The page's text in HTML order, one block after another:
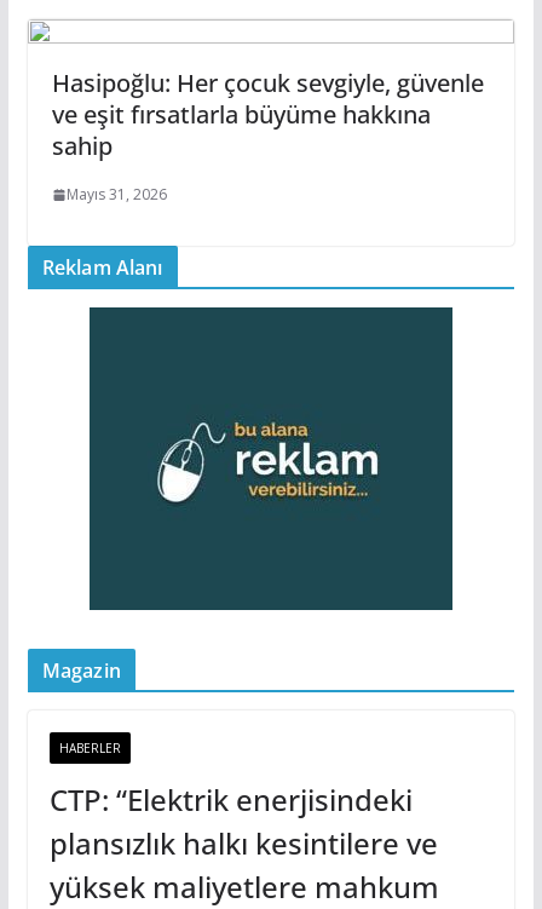
Hasipoğlu: Her çocuk sevgiyle, güvenle
ve eşit fırsatlarla büyüme hakkına
sahip
Mayıs 31, 2026
Reklam Alanı
Magazin
HABERLER
CTP: “Elektrik enerjisindeki
plansızlık halkı kesintilere ve
yüksek maliyetlere mahkum